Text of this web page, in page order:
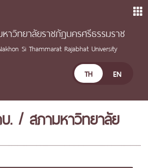
าวิทยาลัยราชภัฏนครศรีธรรมราช
Si Thammarat Rajabhat University
TH EN
. / สภามหาวิทยาลัย